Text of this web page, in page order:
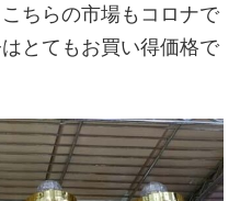
ちらの市場もコロナで
とてもお買い得価格で